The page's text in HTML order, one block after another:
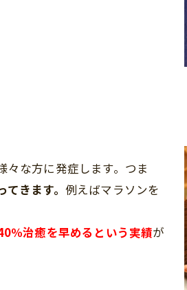
な方に発症します。つま
きます。 例えばマラソンを
％治癒を早めるという実績が